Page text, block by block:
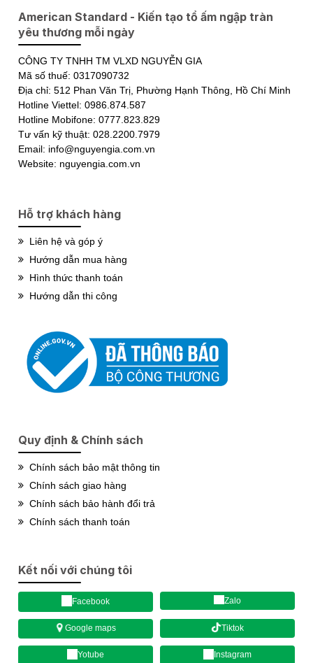
American Standard - Kiến tạo tổ ấm ngập tràn
yêu thương mỗi ngày
CÔNG TY TNHH TM VLXD NGUYỄN GIA
Mã số thuế: 0317090732
Địa chỉ: 512 Phan Văn Trị, Phường Hạnh Thông, Hồ Chí Minh
Hotline Viettel: 0986.874.587
Hotline Mobifone: 0777.823.829
Tư vấn kỹ thuật: 028.2200.7979
Email: info@nguyengia.com.vn
Website: nguyengia.com.vn
Hỗ trợ khách hàng
Liên hệ và góp ý
Hướng dẫn mua hàng
Hình thức thanh toán
Hướng dẫn thi công
Quy định & Chính sách
Chính sách bảo mật thông tin
Chính sách giao hàng
Chính sách bảo hành đổi trả
Chính sách thanh toán
Kết nối với chúng tôi
Facebook Zalo
Google maps Tiktok
Yotube Instagram